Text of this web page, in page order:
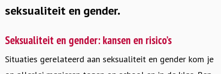
seksualiteit en gender.
Seksualiteit en gender: kansen en risico’s
Situaties gerelateerd aan seksualiteit en gender kom je